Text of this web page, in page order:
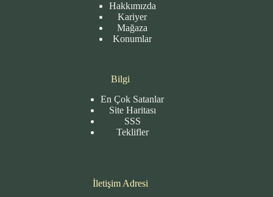
Hakkımızda
Kariyer
Mağaza
Konumlar
Bilgi
En Çok Satanlar
Site Haritası
SSS
Teklifler
İletişim Adresi